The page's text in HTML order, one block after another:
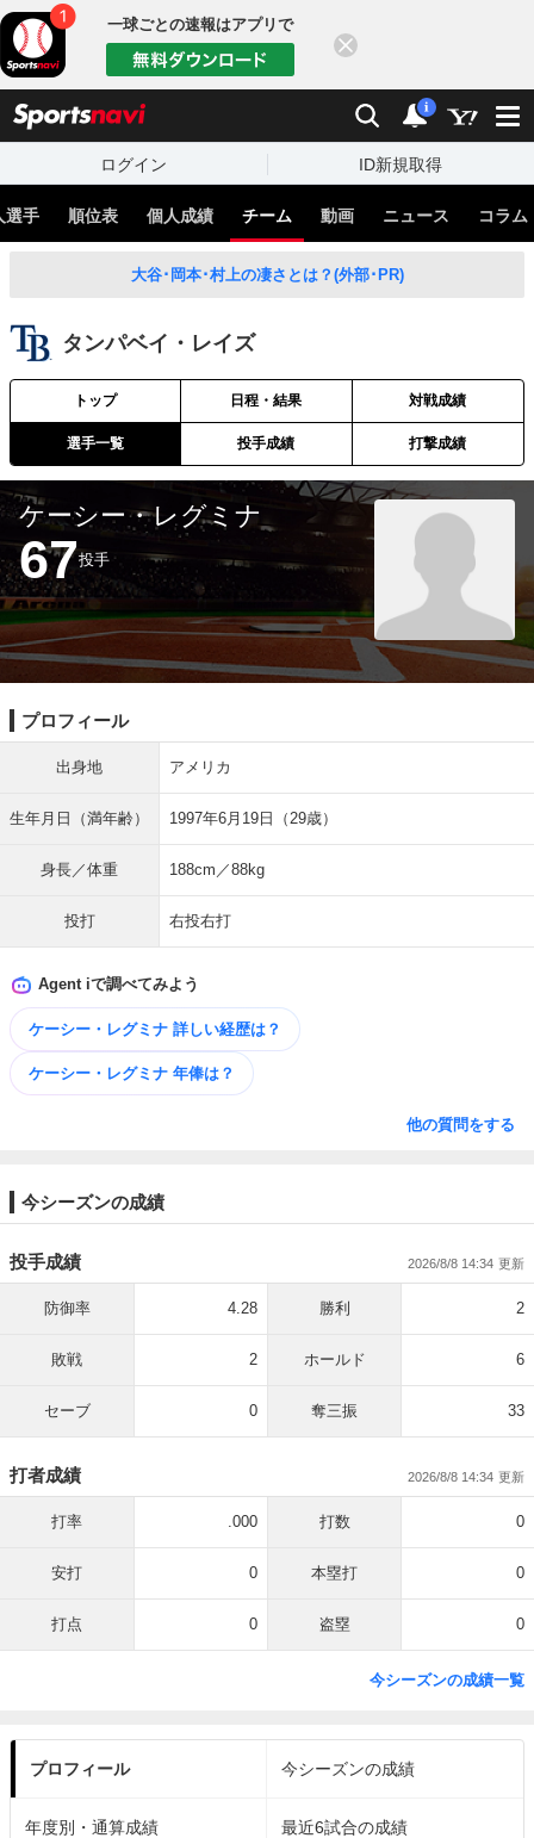
一球ごとの速報はアプリで
検索 通知
i
ログイン ID新規取得
選手 順位表 個人成績 チーム 動画 ニュース コラム
大谷･岡本･村上の凄さとは？(外部･PR)
タンパベイ・レイズ
トップ 日程・結果 対戦成績
選手一覧 投手成績 打撃成績
ケーシー・レグミナ
67投手
プロフィール
出身地 アメリカ
生年月日（満年齢） 1997年6月19日（29歳）
身長／体重 188cm／88kg
投打 右投右打
Agent iで調べてみよう
ケーシー・レグミナ 詳しい​経歴は？
ケーシー・レグミナ 年俸は？
他の質問をする
今シーズンの成績
投手成績 2026/8/8 14:34
防御率 4.28 勝利 2
敗戦 2 ホールド 6
セーブ 0 奪三振 33
打者成績 2026/8/8 14:34
打率 .000 打数 0
安打 0 本塁打 0
打点 0 盗塁 0
今シーズンの成績一覧
プロフィール 今シーズンの成績
年度別・通算成績 最近6試合の成績